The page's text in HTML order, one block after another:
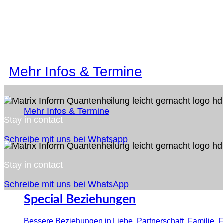
Mehr Infos & Termine
Special Beziehungen
Bessere Beziehungen in Liebe, Partnerschaft, Familie,
Mehr Infos & Termine
Stay in contact
Schreibe mit uns bei Whatsapp
Stay in contact
Schreibe mit uns bei WhatsApp